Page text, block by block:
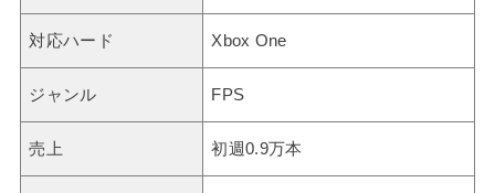
対応ハード Xbox One
ジャンル FPS
売上 初週0.9万本